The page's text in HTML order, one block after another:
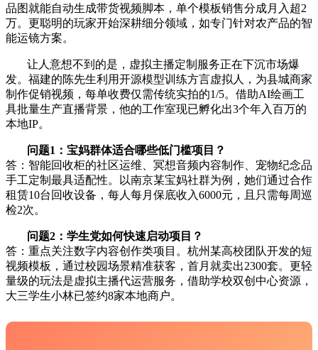
品图就能自动生成带货视频脚本，单个模板销售分成月入超2
万。更聪明的玩家开始深耕细分领域，如专门针对农产品的智
能运镜方案。
让人意想不到的是，虚拟主播定制服务正在下沉市场爆
发。福建的陈先生利用开源模型训练方言虚拟人，为县城商家
制作促销视频，每单收费仅需传统实拍的1/5。借助AI绘画工
具批量生产直播背景，他的工作室现已孵化出3个年入百万的
本地IP。
问题1：宝妈群体适合哪些低门槛项目？
答：智能回收柜的社区运维、冥想音频内容制作、宠物纪念品
手工定制最具适配性。以南京某宝妈社群为例，她们通过合作
租赁10台回收设备，每人每月保底收入6000元，且只需每周巡
检2次。
问题2：学生党如何快速启动项目？
答：重点关注数字内容创作类项目。杭州某高校团队开发的短
视频模板，通过校园场景精准获客，首月就卖出2300套。更轻
量级的玩法是虚拟主播代运营服务，借助学校双创中心资源，
大三学生小林已签约8家本地商户。